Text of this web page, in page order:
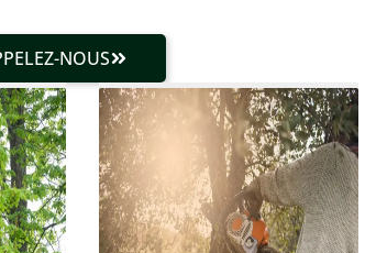
NOUS
Le
propre et parfaitement
maîtrisée. Résultat
impeccable.